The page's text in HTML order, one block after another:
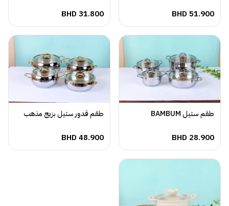
BHD 51.900
BHD 31.800
طقم ستيل BAMBUM
BHD 28.900
طقم قدور ستيل بزيج مذهب
BHD 48.900